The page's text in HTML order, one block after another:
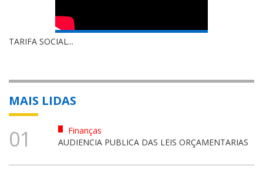
TARIFA SOCIAL...
MAIS LIDAS
01
Finanças
AUDIENCIA PUBLICA DAS LEIS ORÇAMENTARIAS